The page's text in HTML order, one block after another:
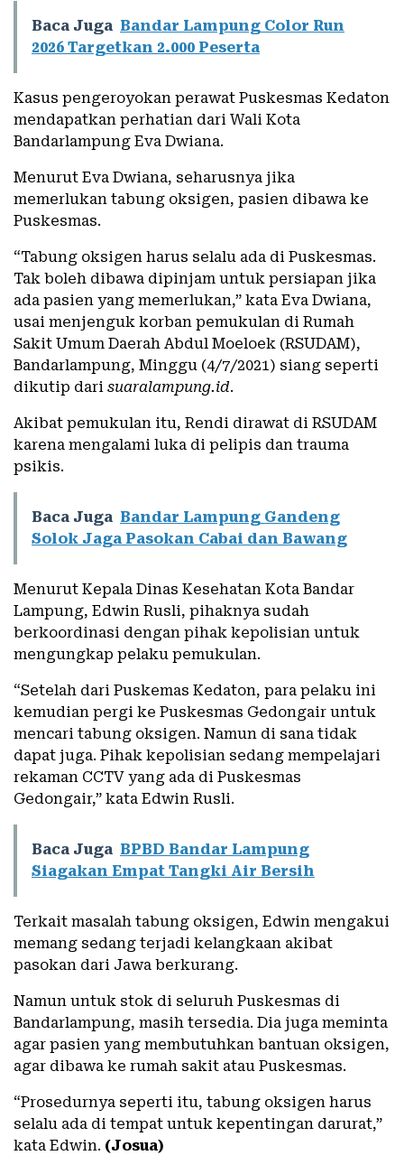
Baca Juga Bandar Lampung Color Run
2026 Targetkan 2.000 Peserta
Kasus pengeroyokan perawat Puskesmas Kedaton
mendapatkan perhatian dari Wali Kota
Bandarlampung Eva Dwiana.
Menurut Eva Dwiana, seharusnya jika
memerlukan tabung oksigen, pasien dibawa ke
Puskesmas.
“Tabung oksigen harus selalu ada di Puskesmas.
Tak boleh dibawa dipinjam untuk persiapan jika
ada pasien yang memerlukan,” kata Eva Dwiana,
usai menjenguk korban pemukulan di Rumah
Sakit Umum Daerah Abdul Moeloek (RSUDAM),
Bandarlampung, Minggu (4/7/2021) siang seperti
dikutip dari suaralampung.id.
Akibat pemukulan itu, Rendi dirawat di RSUDAM
karena mengalami luka di pelipis dan trauma
psikis.
Baca Juga Bandar Lampung Gandeng
Solok Jaga Pasokan Cabai dan Bawang
Menurut Kepala Dinas Kesehatan Kota Bandar
Lampung, Edwin Rusli, pihaknya sudah
berkoordinasi dengan pihak kepolisian untuk
mengungkap pelaku pemukulan.
“Setelah dari Puskemas Kedaton, para pelaku ini
kemudian pergi ke Puskesmas Gedongair untuk
mencari tabung oksigen. Namun di sana tidak
dapat juga. Pihak kepolisian sedang mempelajari
rekaman CCTV yang ada di Puskesmas
Gedongair,” kata Edwin Rusli.
Baca Juga BPBD Bandar Lampung
Siagakan Empat Tangki Air Bersih
Terkait masalah tabung oksigen, Edwin mengakui
memang sedang terjadi kelangkaan akibat
pasokan dari Jawa berkurang.
Namun untuk stok di seluruh Puskesmas di
Bandarlampung, masih tersedia. Dia juga meminta
agar pasien yang membutuhkan bantuan oksigen,
agar dibawa ke rumah sakit atau Puskesmas.
“Prosedurnya seperti itu, tabung oksigen harus
selalu ada di tempat untuk kepentingan darurat,”
kata Edwin. (Josua)